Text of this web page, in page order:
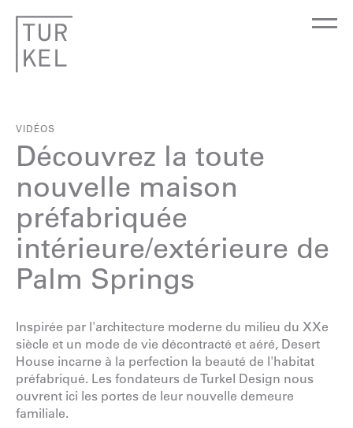
VIDÉOS
Découvrez la toute
nouvelle maison
préfabriquée
intérieure/extérieure de
Palm Springs
Inspirée par l'architecture moderne du milieu du XXe
siècle et un mode de vie décontracté et aéré, Desert
House incarne à la perfection la beauté de l'habitat
préfabriqué. Les fondateurs de Turkel Design nous
ouvrent ici les portes de leur nouvelle demeure
familiale.